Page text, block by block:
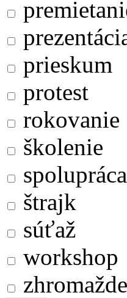
prieskum
protest
rokovanie
školenie
štrajk
súťaž
workshop